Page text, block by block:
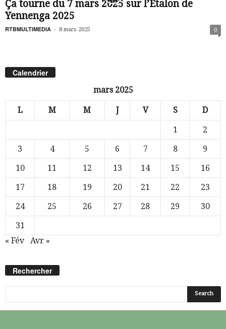
Ça tourne du 7 mars 2025 sur l’Etalon de
Yennenga 2025
RTBMULTIMEDIA - 8 mars 2025 0
Calendrier
mars 2025
L M M J V S D
1
2
3
4 5 6 7 8
9
10
11 12 13 14 15
16
17
18 19 20 21 22
23
24
25 26 27 28 29
30
31
« Fév
Avr »
Rechercher